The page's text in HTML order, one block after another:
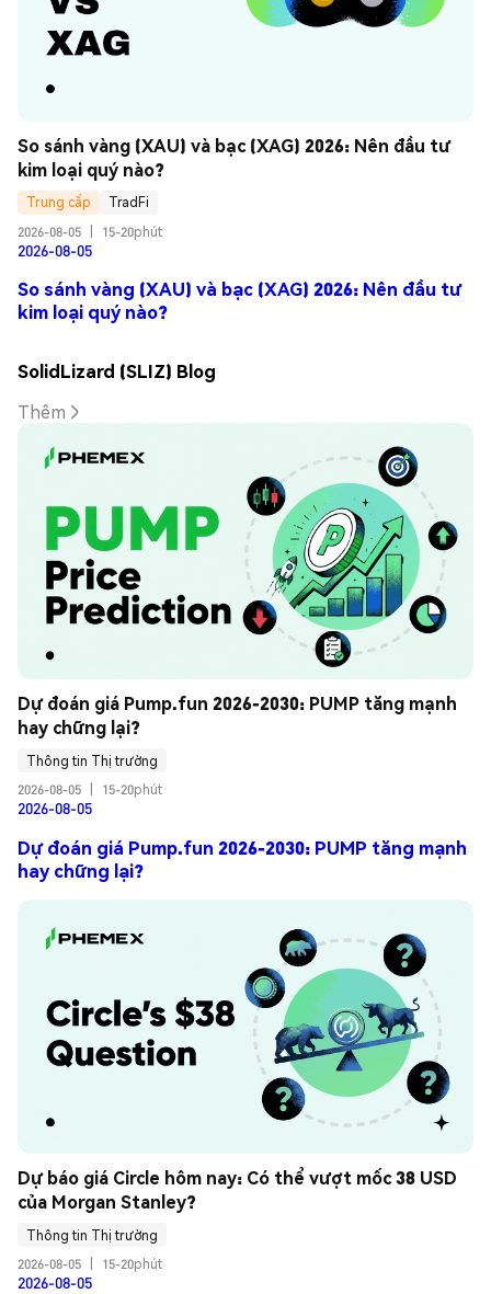
So sánh vàng (XAU) và bạc (XAG) 2026: Nên đầu tư
kim loại quý nào?
Trung cấp
TradFi
2026-08-05
15-20phút
2026-08-05
So sánh vàng (XAU) và bạc (XAG) 2026: Nên đầu tư
kim loại quý nào?
SolidLizard (SLIZ) Blog
Thêm
Dự đoán giá Pump.fun 2026-2030: PUMP tăng mạnh
hay chững lại?
Thông tin Thị trường
2026-08-05
15-20phút
2026-08-05
Dự đoán giá Pump.fun 2026-2030: PUMP tăng mạnh
hay chững lại?
Dự báo giá Circle hôm nay: Có thể vượt mốc 38 USD
của Morgan Stanley?
Thông tin Thị trường
2026-08-05
15-20phút
2026-08-05